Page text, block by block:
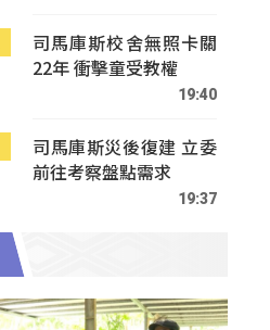
司馬庫斯校舍無照卡關
22年 衝擊童受教權
19:40
司馬庫斯災後復建 立委
前往考察盤點需求
19:37